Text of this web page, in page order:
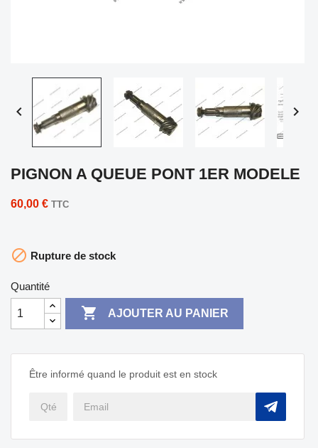
 
PIGNON A QUEUE PONT 1ER MODELE
60,00 € TTC
 Rupture de stock
Quantité
 AJOUTER AU PANIER
Être informé quand le produit est en stock